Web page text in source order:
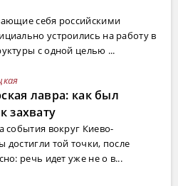
себя российскими
устроились на работу в
с одной целью ...
лавра: как был
захвату
события вокруг Киево-
достигли той точки, после
речь идет уже не о в...